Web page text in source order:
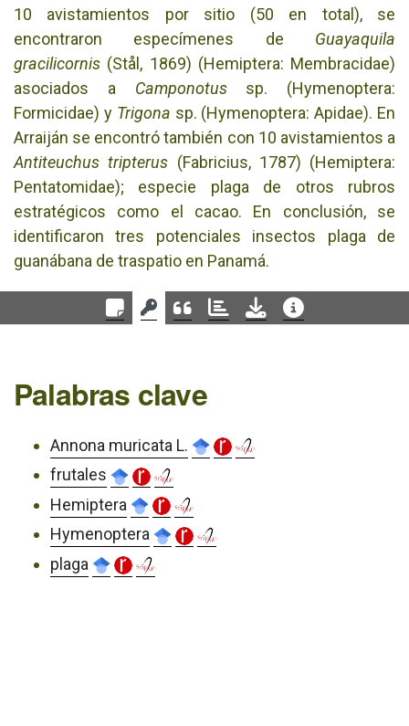
10 avistamientos por sitio (50 en total), se
encontraron especímenes de Guayaquila
gracilicornis (Stål, 1869) (Hemiptera: Membracidae)
asociados a Camponotus sp. (Hymenoptera:
Formicidae) y Trigona sp. (Hymenoptera: Apidae). En
Arraiján se encontró también con 10 avistamientos a
Antiteuchus tripterus (Fabricius, 1787) (Hemiptera:
Pentatomidae); especie plaga de otros rubros
estratégicos como el cacao. En conclusión, se
identificaron tres potenciales insectos plaga de
guanábana de traspatio en Panamá.
Palabras clave
Annona muricata L.
frutales
Hemiptera
Hymenoptera
plaga